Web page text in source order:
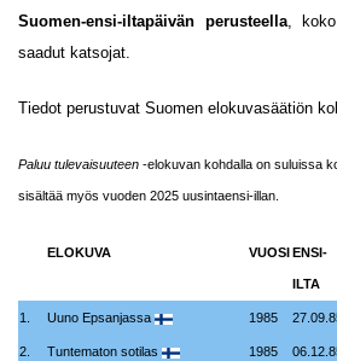
Suomen-ensi-iltapäivän perusteella, koko
saadut katsojat.
Tiedot perustuvat Suomen elokuvasäätiön
Paluu tulevaisuuteen -elokuvan kohdalla on suluissa
sisältää myös vuoden 2025 uusintaensi-illan.
ELOKUVA VUOSIENSI-
ILTA
1. Uuno Epsanjassa 1985
2. Tuntematon sotilas 1985